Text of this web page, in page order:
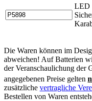
LED
Die Waren können im
abweichen! Auf Batterien
der Veranschaulichung der
angegebenen Preise gelten
zusätzliche vertragliche
Bestellen von Waren